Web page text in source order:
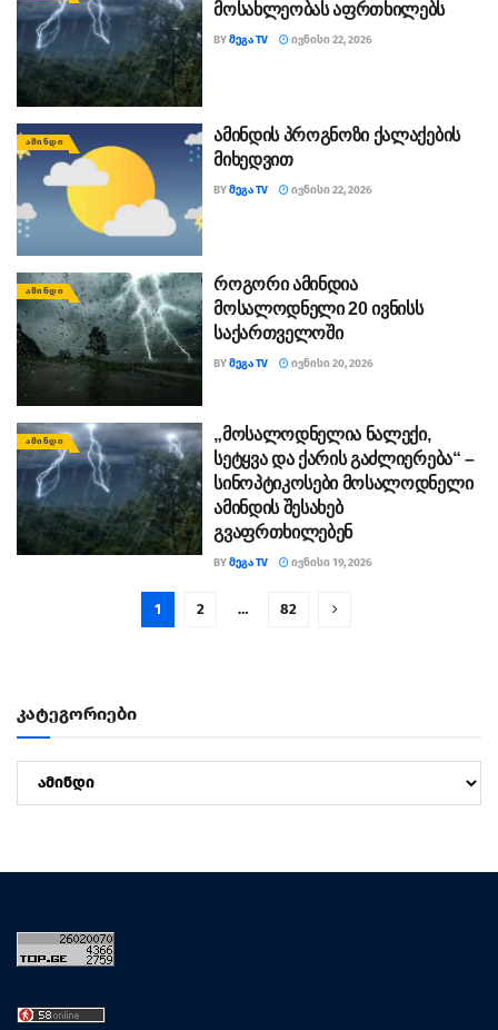
მოსახლეობას აფრთხილებს
BYᲛᲔᲒᲐ TV ᲘᲕᲜᲘᲡᲘ 22, 2026
ᲐᲛᲘᲜᲓᲘ
ამინდის პროგნოზი ქალაქების
მიხედვით
BYᲛᲔᲒᲐ TV ᲘᲕᲜᲘᲡᲘ 22, 2026
ᲐᲛᲘᲜᲓᲘ
როგორი ამინდია
მოსალოდნელი 20 ივნისს
საქართველოში
BYᲛᲔᲒᲐ TV ᲘᲕᲜᲘᲡᲘ 20, 2026
ᲐᲛᲘᲜᲓᲘ
„მოსალოდნელია ნალექი,
სეტყვა და ქარის გაძლიერება“ –
სინოპტიკოსები მოსალოდნელი
ამინდის შესახებ
გვაფრთხილებენ
BYᲛᲔᲒᲐ TV ᲘᲕᲜᲘᲡᲘ 19, 2026
1 2 … 82
კატეგორიები
კატეგორიები